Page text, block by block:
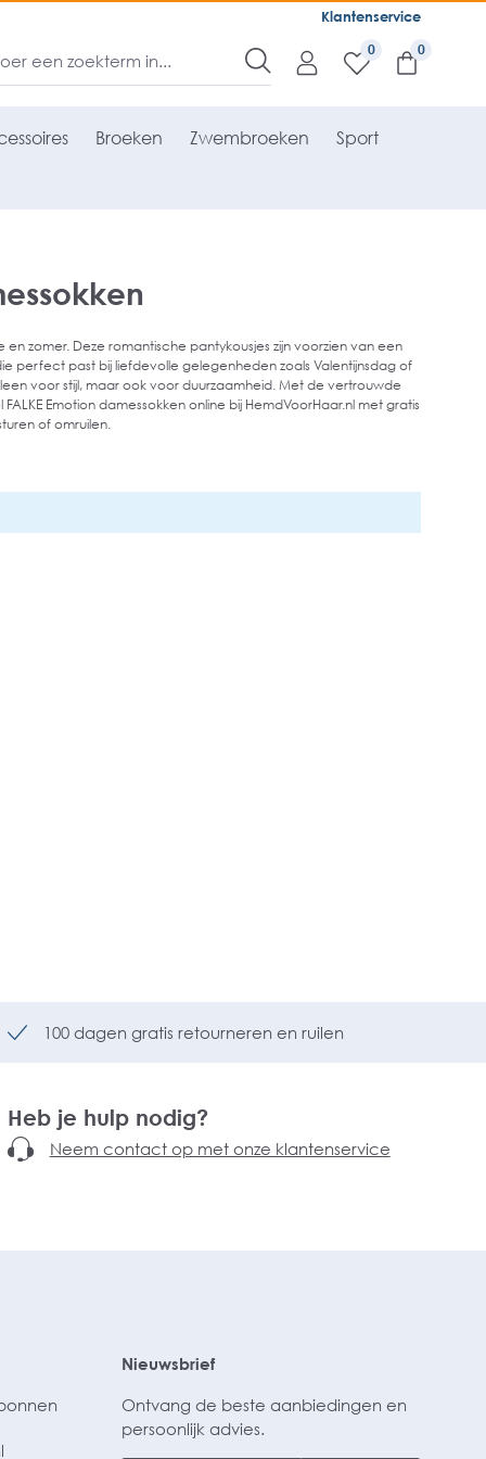
Klantenservice
0
Broeken Zwembroeken Sport
zomer. Deze romantische pantykousjes zijn voorzien van een
perfect past bij liefdevolle gelegenheden zoals Valentijnsdag of
voor stijl, maar ook voor duurzaamheid. Met de vertrouwde
Emotion damessokken online bij HemdVoorHaar.nl met gratis
of omruilen.
100 dagen gratis retourneren en ruilen
Heb je hulp nodig?
Neem contact op met onze klantenservice
Nieuwsbrief
Ontvang de beste aanbiedingen en
persoonlijk advies.